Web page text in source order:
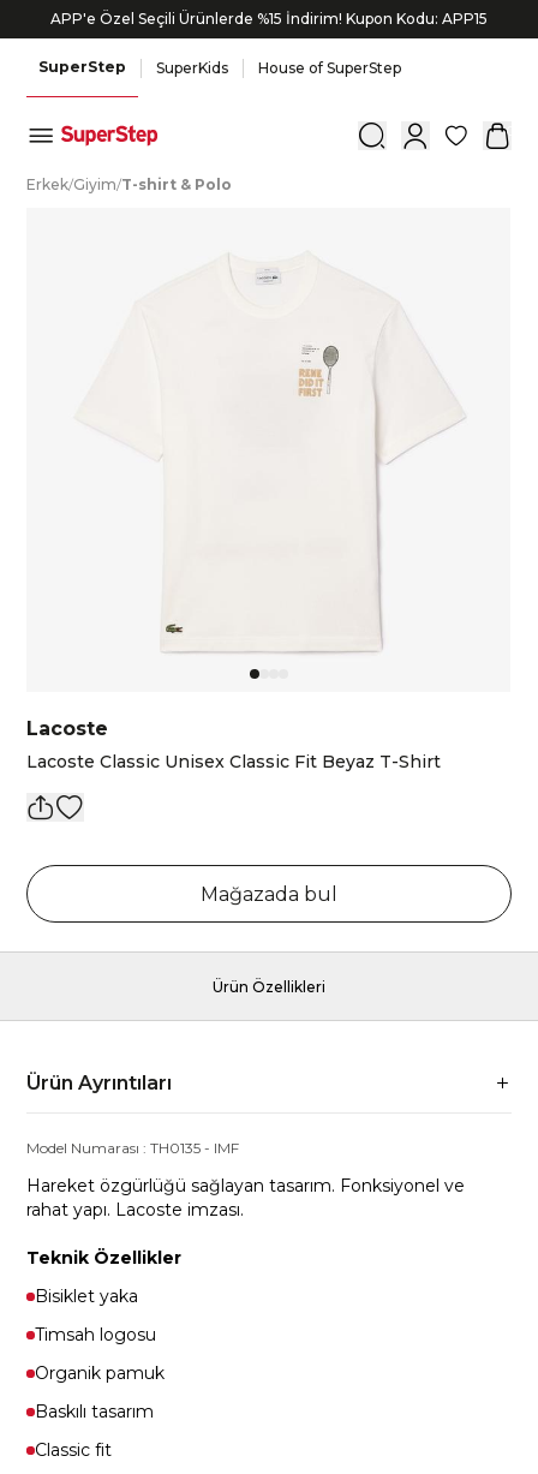
APP'e Özel Seçili Ürünlerde %15 İndirim! Kupon Kodu: APP15
SuperStep SuperKids House of SuperStep
0
Erkek/Giyim/T-shirt & Polo
Lacoste
Lacoste Classic Unisex Classic Fit Beyaz T-Shirt
Mağazada bul
Ürün Özellikleri
Ürün Ayrıntıları
Model Numarası :TH0135 - IMF
Hareket özgürlüğü sağlayan tasarım. Fonksiyonel ve
rahat yapı. Lacoste imzası.
Teknik Özellikler
Bisiklet yaka
Timsah logosu
Organik pamuk
Baskılı tasarım
Classic fit